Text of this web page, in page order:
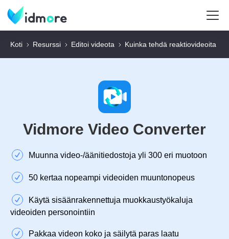
Koti Resurssi Editoi videota Kuinka tehdä reaktiovideoita
Vidmore Video Converter
Muunna video-/äänitiedostoja yli 300 eri muotoon
50 kertaa nopeampi videoiden muuntonopeus
Käytä sisäänrakennettuja muokkaustyökaluja
videoiden personointiin
Pakkaa videon koko ja säilytä paras laatu